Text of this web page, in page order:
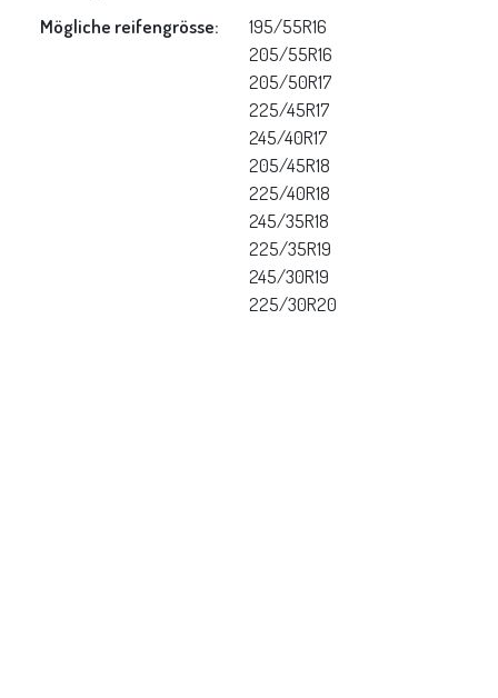
Mögliche reifengrösse:
195/55R16
205/55R16
205/50R17
225/45R17
245/40R17
205/45R18
225/40R18
245/35R18
225/35R19
245/30R19
225/30R20